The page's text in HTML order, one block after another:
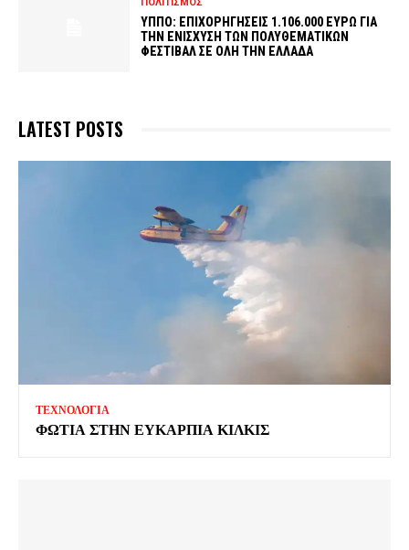
ΥΠΠΟ: ΕΠΙΧΟΡΗΓΗΣΕΙΣ 1.106.000 ΕΥΡΩ ΓΙΑ
ΤΗΝ ΕΝΙΣΧΥΣΗ ΤΩΝ ΠΟΛΥΘΕΜΑΤΙΚΩΝ
ΦΕΣΤΙΒΑΛ ΣΕ ΟΛΗ ΤΗΝ ΕΛΛΑΔΑ
LATEST POSTS
ΤΕΧΝΟΛΟΓΙΑ
ΦΩΤΙΑ ΣΤΗΝ ΕΥΚΑΡΠΙΑ ΚΙΛΚΙΣ